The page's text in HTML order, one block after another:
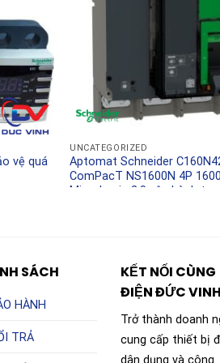
vệ quá
UNCATEGORIZED
Aptomat Schneider
ComPacT NS1600N 4P
MicroLogic 2.0 vận hành tay
SÁCH
HÀNH
TRẢ
KẾT NỐI CÙNG
ĐIỆN ĐỨC VINH
Trở thành doanh
cung cấp thiết bị
dân dụng và công